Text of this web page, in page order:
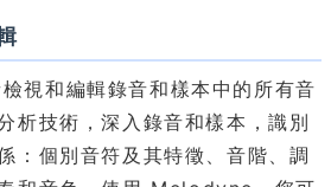
視和編輯錄音和樣本中的所有音
析技術，深入錄音和樣本，識別
：個別音符及其特徵、音階、調